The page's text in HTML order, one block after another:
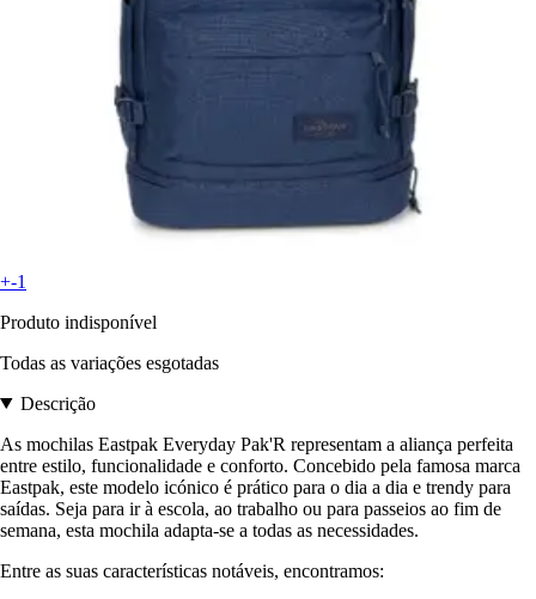
+-1
Produto indisponível
Todas as variações esgotadas
Descrição
As mochilas Eastpak Everyday Pak'R representam a aliança perfeita
entre estilo, funcionalidade e conforto. Concebido pela famosa marca
Eastpak, este modelo icónico é prático para o dia a dia e trendy para
saídas. Seja para ir à escola, ao trabalho ou para passeios ao fim de
semana, esta mochila adapta-se a todas as necessidades.
Entre as suas características notáveis, encontramos: